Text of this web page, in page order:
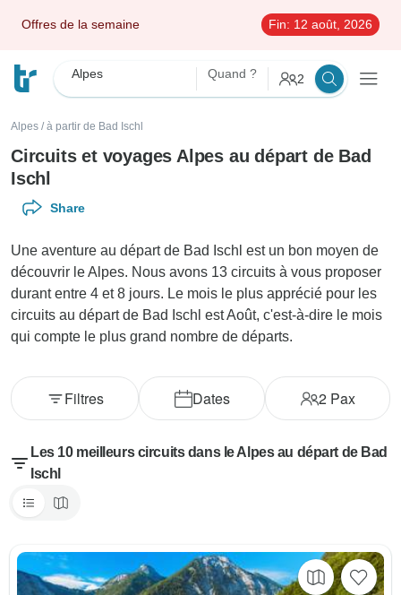
Offres de la semaine Fin: 12 août, 2026
Alpes Quand ? 2
Alpes / à partir de Bad Ischl
Circuits et voyages Alpes au départ de Bad
Ischl
Share
Une aventure au départ de Bad Ischl est un bon moyen de
découvrir le Alpes. Nous avons 13 circuits à vous proposer
durant entre 4 et 8 jours. Le mois le plus apprécié pour les
circuits au départ de Bad Ischl est Août, c'est-à-dire le mois
qui compte le plus grand nombre de départs.
Dates 2Pax
Filtres
Les 10 meilleurs circuits dans le Alpes au départ de Bad
Ischl